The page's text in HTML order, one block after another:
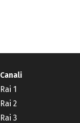
Canali
Rai 1
Rai 2
Rai 3